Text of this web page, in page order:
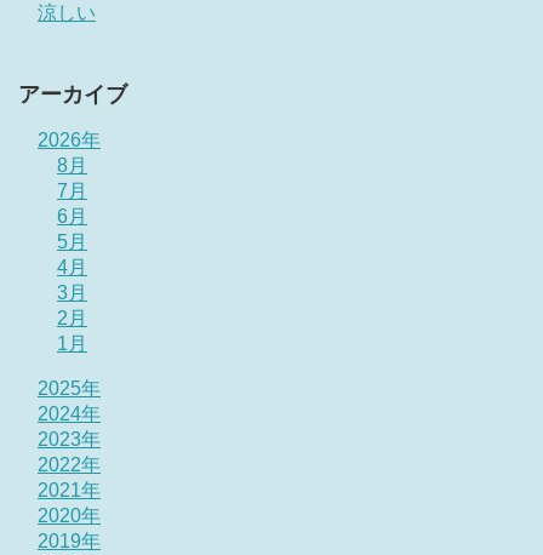
涼しい
アーカイブ
2026年
8月
7月
6月
5月
4月
3月
2月
1月
2025年
2024年
2023年
2022年
2021年
2020年
2019年